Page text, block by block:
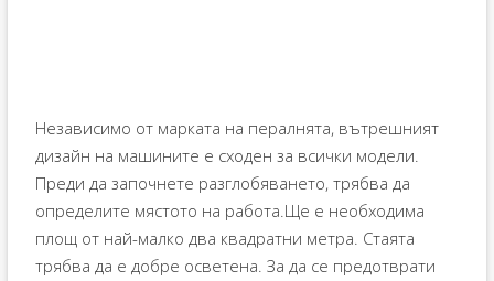
Независимо от марката на пералнята, вътрешният
дизайн на машините е сходен за всички модели.
Преди да започнете разглобяването, трябва да
определите мястото на работа.Ще е необходима
площ от най-малко два квадратни метра. Стаята
трябва да е добре осветена. За да се предотврати